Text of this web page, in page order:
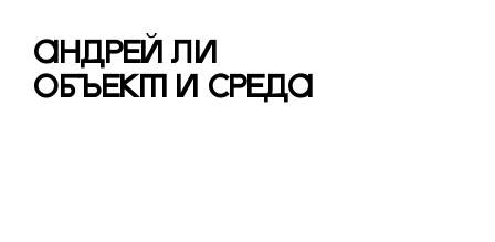
АНДРЕЙ ЛИ
ОБЪЕКТ И СРЕДА